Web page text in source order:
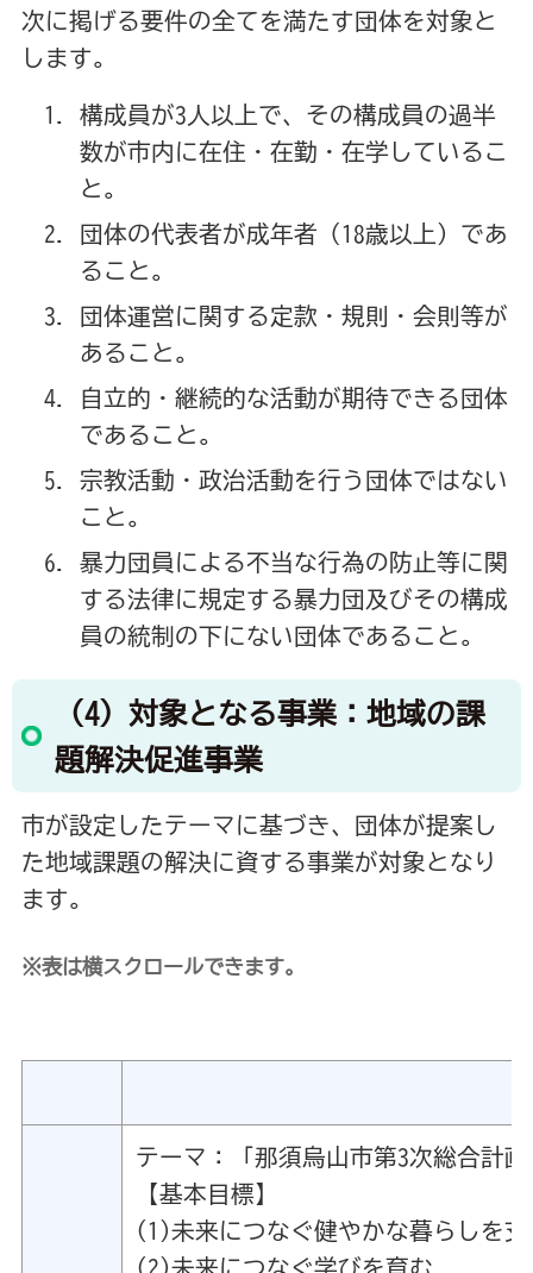
次に掲げる要件の全てを満たす団体を対象と
します。
構成員が3人以上で、その構成員の過半
数が市内に在住・在勤・在学しているこ
と。
団体の代表者が成年者（18歳以上）であ
ること。
団体運営に関する定款・規則・会則等が
あること。
自立的・継続的な活動が期待できる団体
であること。
宗教活動・政治活動を行う団体ではない
こと。
暴力団員による不当な行為の防止等に関
する法律に規定する暴力団及びその構成
員の統制の下にない団体であること。
（4）対象となる事業：地域の課
題解決促進事業
市が設定したテーマに基づき、団体が提案し
た地域課題の解決に資する事業が対象となり
ます。
※表は横スクロールできます。
テーマ：「那須烏山市第3次総合計
【基本目標】
(1)未来につなぐ健やかな暮らしを支
(2)未来につなぐ学びを育む